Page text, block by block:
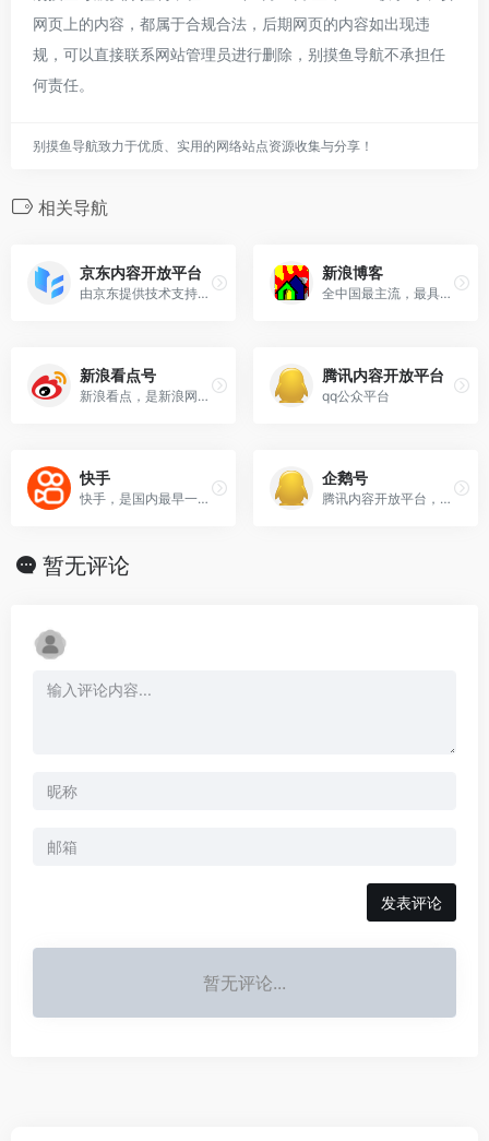
网页上的内容，都属于合规合法，后期网页的内容如出现违
规，可以直接联系网站管理员进行删除，别摸鱼导航不承担任
何责任。
别摸鱼导航致力于优质、实用的网络站点资源收集与分享！
相关导航
京东内容开放平台
由京东提供技术支持及信息展示等服务的内容发布平台，内容创作者可以通过平台发布包含文字、图片、视音频、直播等形式的内容，来赚取佣金。
新浪博客
全中国最主流，最具人气的博客频道。拥有最耀眼的娱乐明星博客、最知性的名人博客、最动人的情感博客
新浪看点号
新浪看点，是新浪网为自媒体提供的优质原创内容生产平台
腾讯内容开放平台
qq公众平台
快手
快手，是国内最早一批短视频平台之一，因其更加接地气和包容，也深受广大劳动人民的喜爱，尤其深受广大小镇
企鹅号
腾讯内容开放平台，是腾讯旗下的一站式内容创作运营平台！
暂无评论
发表评论
暂无评论...